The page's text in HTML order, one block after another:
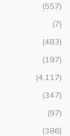
(557)
(7)
(483)
(197)
(4.117)
(347)
(97)
(386)